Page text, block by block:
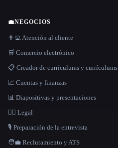
💼NEGOCIOS
👨‍💻 Atención al cliente
🛒 Comercio electrónico
📋 Creador de currículums y currículums
📈 Cuentas y finanzas
📊 Diapositivas y presentaciones
👩‍⚖️ Legal
🎙️ Preparación de la entrevista
🧑‍💼 Reclutamiento y ATS